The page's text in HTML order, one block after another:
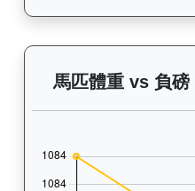
月度圖表顯示馬匹
馬匹體重 vs 負磅